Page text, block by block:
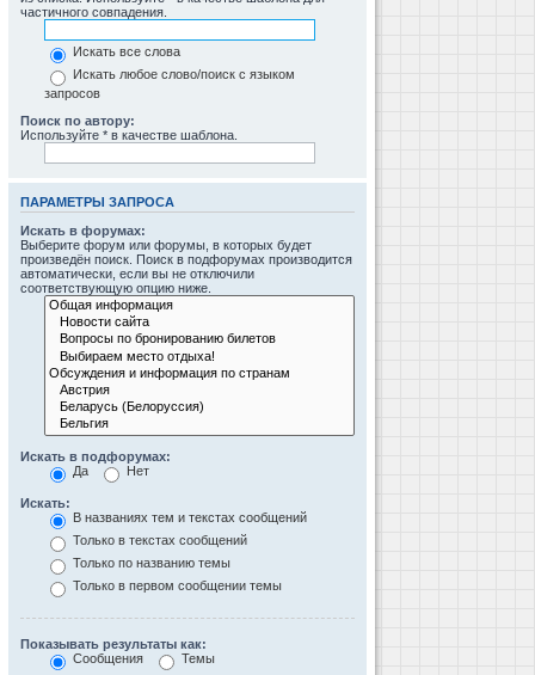
частичного совпадения.
Искать все слова
Искать любое слово/поиск с языком
запросов
Поиск по автору:
Используйте * в качестве шаблона.
ПАРАМЕТРЫ ЗАПРОСА
Искать в форумах:
Выберите форум или форумы, в которых будет
произведён поиск. Поиск в подфорумах производится
автоматически, если вы не отключили
соответствующую опцию ниже.
Искать в подфорумах:
Да
Нет
Искать:
В названиях тем и текстах сообщений
Только в текстах сообщений
Только по названию темы
Только в первом сообщении темы
Показывать результаты как:
Сообщения
Темы